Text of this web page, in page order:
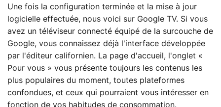
Une fois la configuration terminée et la mise à jour
logicielle effectuée, nous voici sur Google TV. Si vous
avez un téléviseur connecté équipé de la surcouche de
Google, vous connaissez déjà l'interface développée
par l'éditeur californien. La page d'accueil, l'onglet «
Pour vous » vous présente toujours les contenus les
plus populaires du moment, toutes plateformes
confondues, et ceux qui pourraient vous intéresser en
fonction de vos habitudes de consommation.